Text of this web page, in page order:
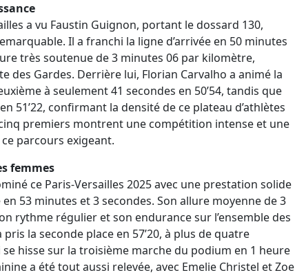
a vu Faustin Guignon, portant le dossard 130,
Il a franchi la ligne d’arrivée en 50 minutes
très soutenue de 3 minutes 06 par kilomètre,
des Gardes. Derrière lui, Florian Carvalho a animé la
à seulement 41 secondes en 50’54, tandis que
51’22, confirmant la densité de ce plateau d’athlètes
premiers montrent une compétition intense et une
parcours exigeant.
femmes
ce Paris-Versailles 2025 avec une prestation solide
53 minutes et 3 secondes. Son allure moyenne de 3
rythme régulier et son endurance sur l’ensemble des
la seconde place en 57’20, à plus de quatre
hisse sur la troisième marche du podium en 1 heure
a été tout aussi relevée, avec Emelie Christel et Zoe